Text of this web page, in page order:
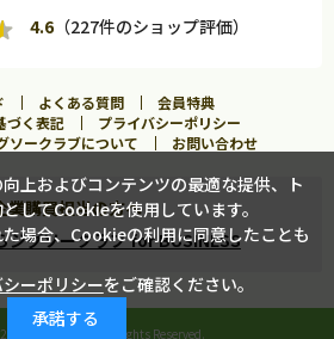
カートに入れる
4.6（227件のショップ評価）
よくある質問
会員特典
づく表記
プライバシーポリシー
ソークラブについて お問い合わせ
業購買担当の方へ
ジグソークラブ for BUSINESS
2026 Jigsawclub. All Rights Reserved.
上およびコンテンツの最適な提供、ト
してCookieを使用しています。
場合、Cookieの利用に同意したことも
ーポリシーをご確認ください。
承諾する